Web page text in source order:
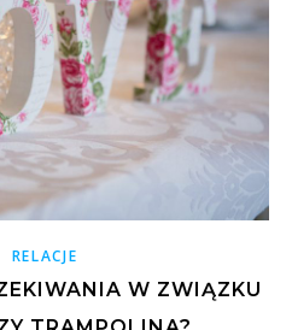
RELACJE
W ZWIĄZKU